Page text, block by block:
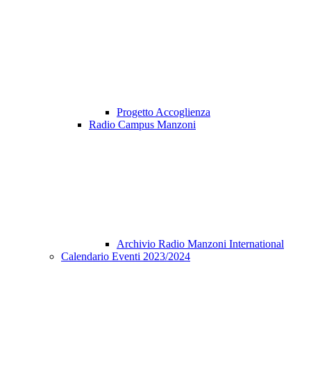
Progetto Accoglienza
Radio Campus Manzoni
Archivio Radio Manzoni International
Calendario Eventi 2023/2024